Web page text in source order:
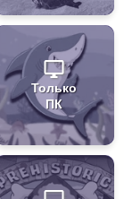
Только
ПК